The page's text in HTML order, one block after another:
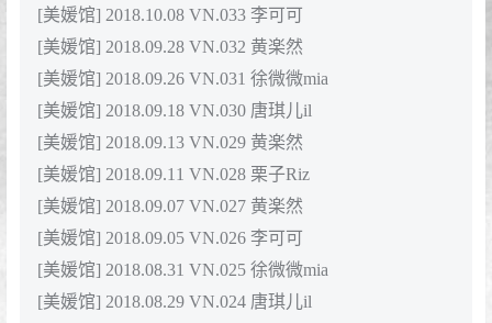
[美媛馆] 2018.10.08 VN.033 李可可
[美媛馆] 2018.09.28 VN.032 黄楽然
[美媛馆] 2018.09.26 VN.031 徐微微mia
[美媛馆] 2018.09.18 VN.030 唐琪儿il
[美媛馆] 2018.09.13 VN.029 黄楽然
[美媛馆] 2018.09.11 VN.028 栗子Riz
[美媛馆] 2018.09.07 VN.027 黄楽然
[美媛馆] 2018.09.05 VN.026 李可可
[美媛馆] 2018.08.31 VN.025 徐微微mia
[美媛馆] 2018.08.29 VN.024 唐琪儿il